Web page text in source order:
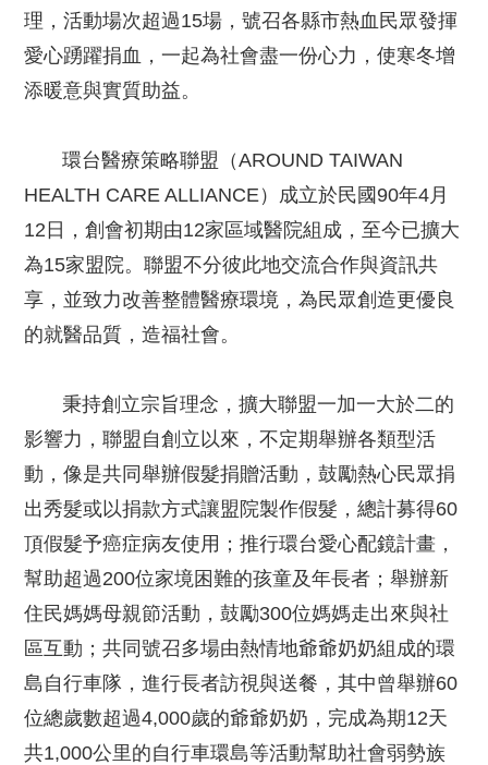
理，活動場次超過15場，號召各縣市熱血民眾發揮
愛心踴躍捐血，一起為社會盡一份心力，使寒冬增
添暖意與實質助益。
環台醫療策略聯盟（AROUND TAIWAN
HEALTH CARE ALLIANCE）成立於民國90年4月
12日，創會初期由12家區域醫院組成，至今已擴大
為15家盟院。聯盟不分彼此地交流合作與資訊共
享，並致力改善整體醫療環境，為民眾創造更優良
的就醫品質，造福社會。
秉持創立宗旨理念，擴大聯盟一加一大於二的
影響力，聯盟自創立以來，不定期舉辦各類型活
動，像是共同舉辦假髮捐贈活動，鼓勵熱心民眾捐
出秀髮或以捐款方式讓盟院製作假髮，總計募得60
頂假髮予癌症病友使用；推行環台愛心配鏡計畫，
幫助超過200位家境困難的孩童及年長者；舉辦新
住民媽媽母親節活動，鼓勵300位媽媽走出來與社
區互動；共同號召多場由熱情地爺爺奶奶組成的環
島自行車隊，進行長者訪視與送餐，其中曾舉辦60
位總歲數超過4,000歲的爺爺奶奶，完成為期12天
共1,000公里的自行車環島等活動幫助社會弱勢族